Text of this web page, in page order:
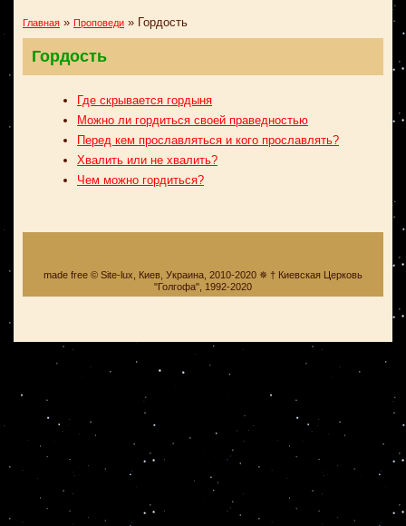
Главная » Проповеди » Гордость
Гордость
Где скрывается гордыня
Можно ли гордиться своей праведностью
Перед кем прославляться и кого прославлять?
Хвалить или не хвалить?
Чем можно гордиться?
made free © Site-lux, Киев, Украина, 2010-2020 ✵ † Киевская Церковь
"Голгофа", 1992-2020